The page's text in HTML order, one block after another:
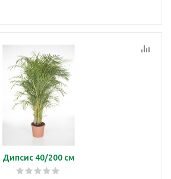
Дипсис 40/200 см